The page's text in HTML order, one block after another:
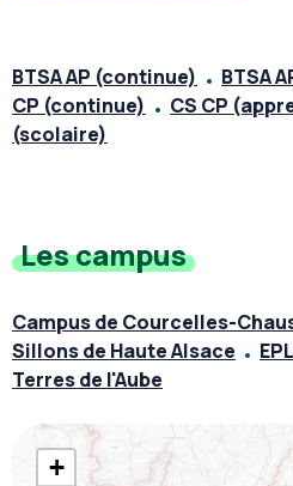
BTSA AP (continue) BTSA
CP (continue)
CS CP
(scolaire)
Les campus
Campus de Courcelles-
Sillons de Haute Alsace
Terres de l'Aube
+